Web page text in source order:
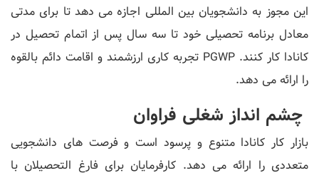
این مجوز به دانشجویان بین المللی اجازه می دهد تا برای مدتی
معادل برنامه تحصیلی خود تا سه سال پس از اتمام تحصیل در
کانادا کار کنند. PGWP تجربه کاری ارزشمند و اقامت دائم بالقوه
را ارائه می دهد.
چشم انداز شغلی فراوان
بازار کار کانادا متنوع و پرسود است و فرصت های دانشجویی
متعددی را ارائه می دهد. کارفرمایان برای فارغ التحصیلان با